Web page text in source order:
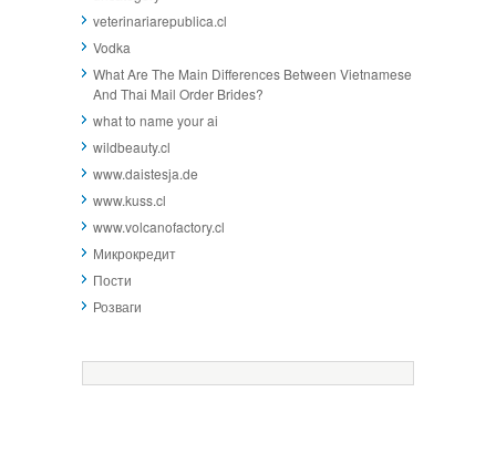
veterinariarepublica.cl
Vodka
What Are The Main Differences Between Vietnamese
And Thai Mail Order Brides?
what to name your ai
wildbeauty.cl
www.daistesja.de
www.kuss.cl
www.volcanofactory.cl
Микрокредит
Пости
Розваги